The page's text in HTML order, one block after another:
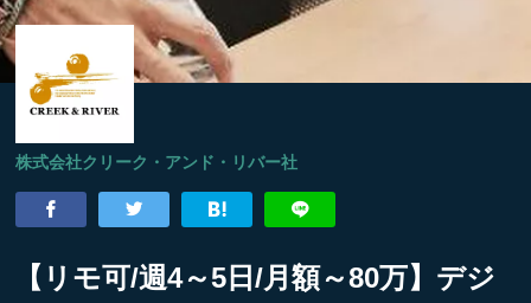
株式会社クリーク・アンド・リバー社
【リモ可/週4～5日/月額～80万】デジ